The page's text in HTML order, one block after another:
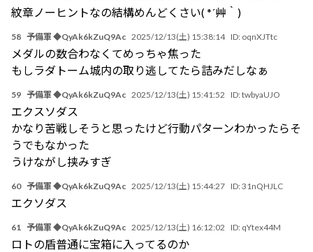
紋章ノーヒントなの結構めんどくさい( *´艸｀)
58 予備軍 ◆QyAk6kZuQ9Ac 2025/12/13(土) 15:38:14 ID: oqnXJTtc
メダルの数合わなくてめっちゃ焦った
もしラダトーム城内の取り逃してたら詰みだしなぁ
59 予備軍 ◆QyAk6kZuQ9Ac 2025/12/13(土) 15:41:52 ID:twbyaUJO
エクスソダス
かなり苦戦しそうと思ったけど行動パターンわかったらそ
うでもなかった
うけながし挟みすぎ
60 予備軍 ◆QyAk6kZuQ9Ac 2025/12/13(土) 15:44:27 ID:31nQHJLC
エクソダス
61 予備軍 ◆QyAk6kZuQ9Ac 2025/12/13(土) 16:12:02 ID: qYtex44M
ロトの盾普通に宝箱に入ってるのか